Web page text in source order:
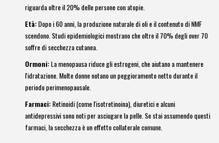
riguarda oltre il 20% delle persone con atopie.
Età:Dopo i 60 anni, la produzione naturale di oli e il contenuto di NMF
scendono. Studi epidemiologici mostrano che oltre il 70% degli over 70
soffre di secchezza cutanea.
Ormoni:La menopausa riduce gli estrogeni, che aiutano a mantenere
l'idratazione. Molte donne notano un peggioramento netto durante il
periodo perimenopausale.
Farmaci:Retinoidi (come l'isotretinoina), diuretici e alcuni
antidepressivi sono noti per asciugare la pelle. Se stai assumendo questi
farmaci, la secchezza è un effetto collaterale comune.